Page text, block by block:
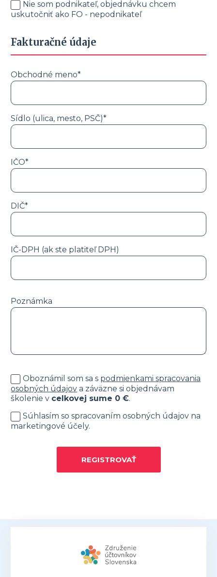
Nie som podnikateľ, objednávku chcem
uskutočniť ako FO - nepodnikateľ
Fakturačné údaje
Obchodné meno*
Sídlo (ulica, mesto, PSČ)*
IČO*
DIČ*
IČ-DPH (ak ste platiteľ DPH)
Poznámka
Oboznámil som sa s podmienkami spracovania
osobných údajov a záväzne si objednávam
školenie v celkovej sume 0 €.
Súhlasím so spracovaním osobných údajov na
marketingové účely.
REGISTROVAŤ